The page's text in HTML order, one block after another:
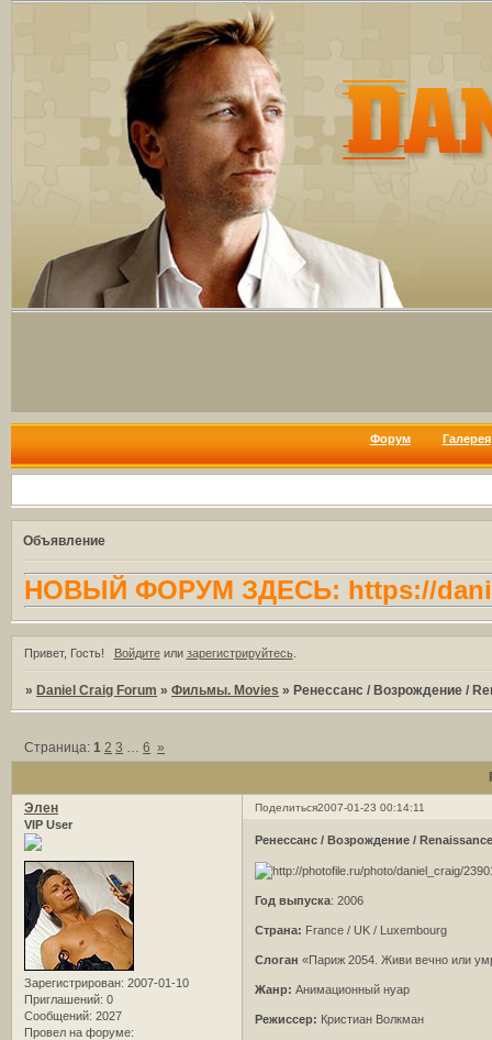
Форум Галерея
Объявление
НОВЫЙ ФОРУМ ЗДЕСЬ: https://
Привет, Гость! Войдитеили зарегистрируйтесь.
»Daniel Craig Forum »Фильмы. Movies »Ренессанс / Возрождение /
Страница:1 2 3 … 6 »
Поделиться2007-01-23 00:14:11
Элен
VIP User
Зарегистрирован: 2007-01-10
Приглашений: 0
Сообщений: 2027
Провел на форуме:
Ренессанс / Возрождение /
Год выпуска: 2006
Страна: France / UK / Luxembourg
Слоган «Париж 2054. Живи вечно или
Жанр: Анимационный нуар
Режиссер: Кристиан Волкман